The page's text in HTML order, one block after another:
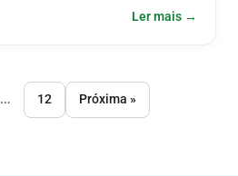
Ler mais →
… 12 Próxima »